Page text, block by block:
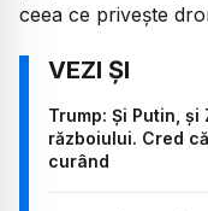
ceea ce privește
Trump: Și Putin,
războiului. Cred
curând